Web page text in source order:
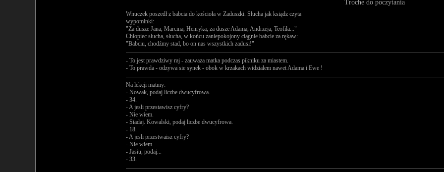
Troche do poczytania
Wnuczek poszedł z babcia do kościoła w Zaduszki. Słucha jak ksiądz czyta
wypominki:
"Za dusze Jana, Marcina, Henryka, za dusze Adama, Andrzeja, Teofila..."
Chłopiec słucha, słucha, w końcu zaniepokojony ciągnie babcie za rękaw:
"Babciu, chodźmy stad, bo on nas wszystkich zadusi!"
- To jest prawdziwy raj - zauwaza matka podczas pikniku za miastem.
- To prawda - odzywa sie synek - obok w krzakach widzialem nawet Adama i Ewe !
Na lekcji matmy:
- Nowak, podaj liczbe dwucyfrowa.
- 34.
- A jesli przestawisz cyfry?
- Nie wiem.
- Siadaj. Kowalski, podaj liczbe dwucyfrowa.
- 18.
- A jesli przestwaisz cyfry?
- Nie wiem.
- Jasiu, podaj...
- 33.